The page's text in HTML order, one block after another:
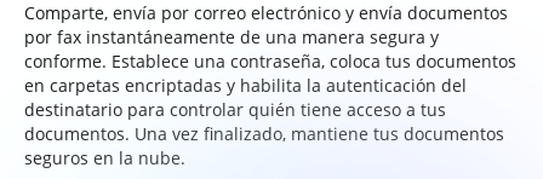
Comparte, envía por correo electrónico y envía documentos
por fax instantáneamente de una manera segura y
conforme. Establece una contraseña, coloca tus documentos
en carpetas encriptadas y habilita la autenticación del
destinatario para controlar quién tiene acceso a tus
documentos. Una vez finalizado, mantiene tus documentos
seguros en la nube.